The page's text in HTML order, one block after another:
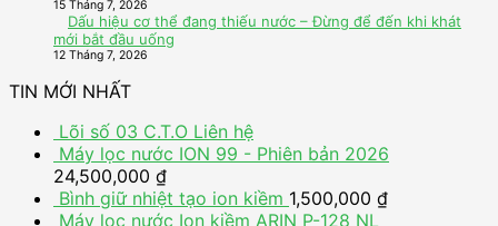
15 Tháng 7, 2026
Dấu hiệu cơ thể đang thiếu nước – Đừng để đến khi khát
mới bắt đầu uống
12 Tháng 7, 2026
TIN MỚI NHẤT
Lõi số 03 C.T.O Liên hệ
Máy lọc nước ION 99 - Phiên bản 2026
24,500,000 ₫
Bình giữ nhiệt tạo ion kiềm 1,500,000 ₫
Máy lọc nước Ion kiềm ARIN P-128 NL